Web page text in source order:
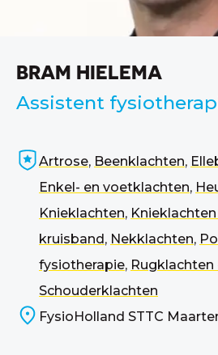
BRAM HIELEMA
Assistent
Artrose, Beenklachten,
Enkel- en voetklachten,
Knieklachten,
kruisband, Nekklachten,
fysiotherapie, Rugklachten
Schouderklachten
FysioHolland STTC